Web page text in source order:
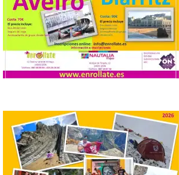
Los materiales ya pueden
recogerse gratuitamente
en la Oficina de
Información Turística de
León e incluyen, además
del programa del evento, una guía
práctica con recomendaciones
elaboradas por especialistas para
Laciana comienza su
programación para
disfrutar el eclipse total
del 12 de agosto